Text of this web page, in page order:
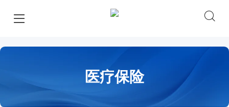
医疗保险